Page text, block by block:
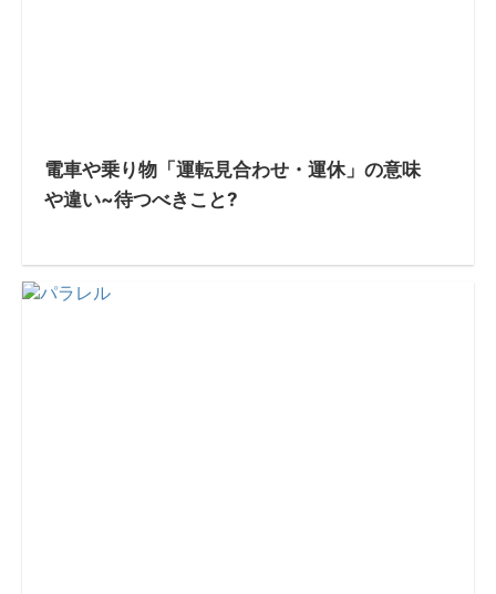
電車や乗り物「運転見合わせ・運休」の意味
や違い~待つべきこと?